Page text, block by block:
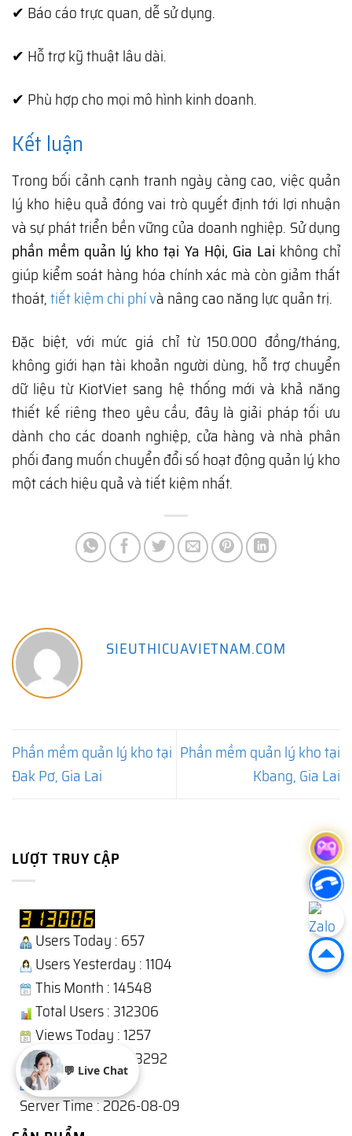
✔ Báo cáo trực quan, dễ sử dụng.
✔ Hỗ trợ kỹ thuật lâu dài.
✔ Phù hợp cho mọi mô hình kinh doanh.
Kết luận
Trong bối cảnh cạnh tranh ngày càng cao, việc quản
lý kho hiệu quả đóng vai trò quyết định tới lợi nhuận
và sự phát triển bền vững của doanh nghiệp. Sử dụng
phần mềm quản lý kho tại Ya Hội, Gia Lai không chỉ
giúp kiểm soát hàng hóa chính xác mà còn giảm thất
thoát,tiết kiệm chi phí và nâng cao năng lực quản trị.
Đặc biệt, với mức giá chỉ từ 150.000 đồng/tháng,
không giới hạn tài khoản người dùng, hỗ trợ chuyển
dữ liệu từ KiotViet sang hệ thống mới và khả năng
thiết kế riêng theo yêu cầu, đây là giải pháp tối ưu
dành cho các doanh nghiệp, cửa hàng và nhà phân
phối đang muốn chuyển đổi số hoạt động quản lý kho
một cách hiệu quả và tiết kiệm nhất.
SIEUTHICUAVIETNAM.COM
Phần mềm quản lý kho tại
Đak Pơ, Gia Lai
Phần mềm quản lý kho tại
Kbang, Gia Lai
LƯỢT TRUY CẬP
Users Today : 657
Users Yesterday : 1104
This Month : 14548
Total Users : 312306
Views Today : 1257
Total views : 1243292
Who's Online : 4
Server Time : 2026-08-09
💬 Live Chat